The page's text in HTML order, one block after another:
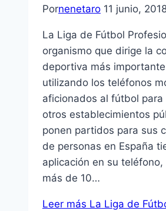
Pornenetaro 11 junio,
La Liga de Fútbol
organismo que dirige la
deportiva más
utilizando los teléfonos
aficionados al fútbol
otros establecimientos
ponen partidos para sus
de personas en España
aplicación en su teléfono,
más de 10…
Leer más La Liga de